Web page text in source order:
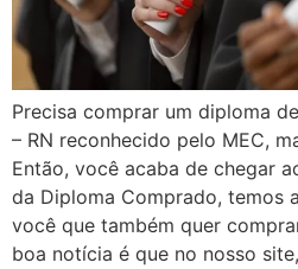
Precisa comprar um diploma
– RN reconhecido pelo MEC,
Então, você acaba de chegar
da Diploma Comprado, temos
você que também quer
boa notícia é que no nosso